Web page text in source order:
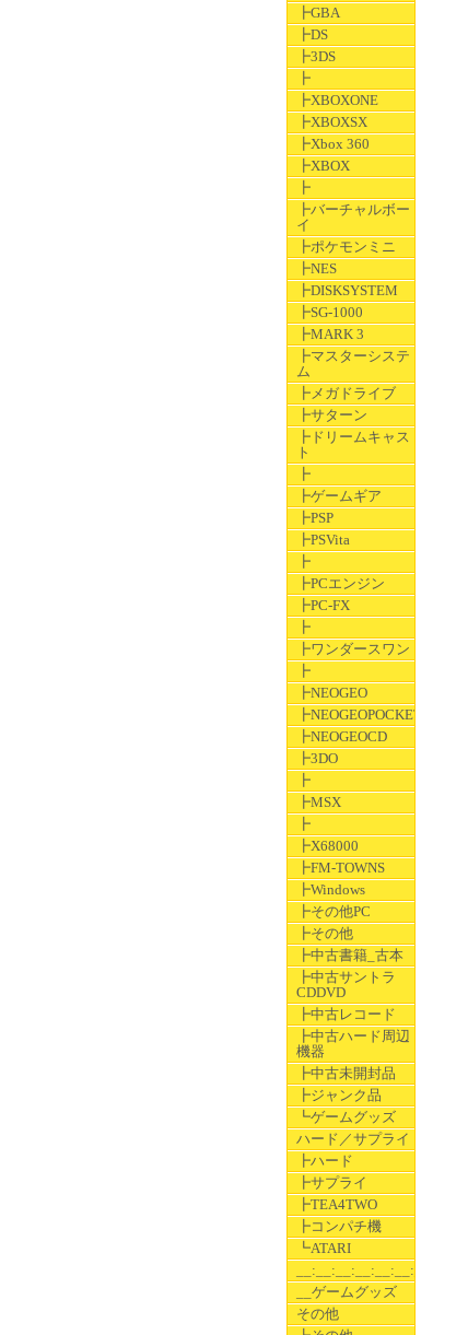
┣GBA
┣DS
┣3DS
┣
┣XBOXONE
┣XBOXSX
┣Xbox 360
┣XBOX
┣
┣バーチャルボー
イ
┣ポケモンミニ
┣NES
┣DISKSYSTEM
┣SG-1000
┣MARK 3
┣マスターシステ
ム
┣メガドライブ
┣サターン
┣ドリームキャス
ト
┣
┣ゲームギア
┣PSP
┣PSVita
┣
┣PCエンジン
┣PC-FX
┣
┣ワンダースワン
┣
┣NEOGEO
┣NEOGEOPOCKET
┣NEOGEOCD
┣3DO
┣
┣MSX
┣
┣X68000
┣FM-TOWNS
┣Windows
┣その他PC
┣その他
┣中古書籍_古本
┣中古サントラ
CDDVD
┣中古レコード
┣中古ハード周辺
機器
┣中古未開封品
┣ジャンク品
┗ゲームグッズ
ハード／サプライ
┣ハード
┣サプライ
┣TEA4TWO
┣コンパチ機
┗ATARI
__:__:__:__:__:__:__
__ゲームグッズ
その他